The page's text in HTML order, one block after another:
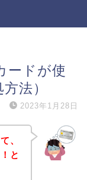
ードが使
法）
2023年1月28日
、
と